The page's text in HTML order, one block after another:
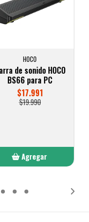
HOCO
de sonido HOCO
BS66 para PC
$17.991
$19.990
Agregar